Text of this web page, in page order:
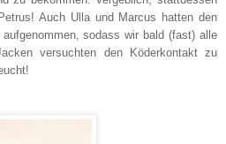
Auch Ulla und Marcus hatten den
sodass wir bald (fast) alle
versuchten den Köderkontakt zu